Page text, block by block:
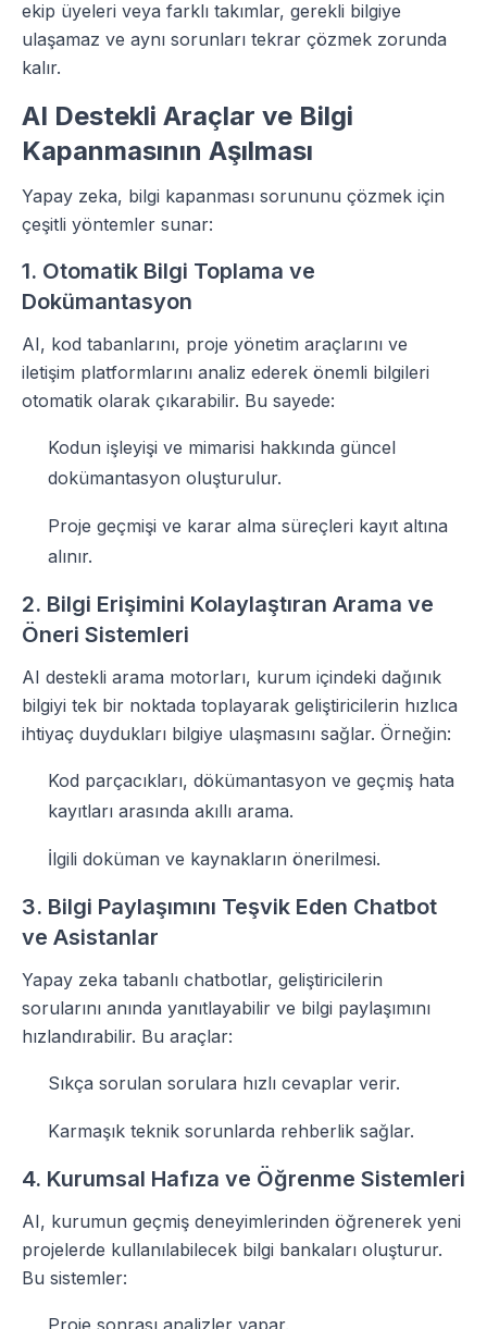
ekip üyeleri veya farklı takımlar, gerekli bilgiye
ulaşamaz ve aynı sorunları tekrar çözmek zorunda
kalır.
AI Destekli Araçlar ve Bilgi
Kapanmasının Aşılması
Yapay zeka, bilgi kapanması sorununu çözmek için
çeşitli yöntemler sunar:
1. Otomatik Bilgi Toplama ve
Dokümantasyon
AI, kod tabanlarını, proje yönetim araçlarını ve
iletişim platformlarını analiz ederek önemli bilgileri
otomatik olarak çıkarabilir. Bu sayede:
Kodun işleyişi ve mimarisi hakkında güncel
dokümantasyon oluşturulur.
Proje geçmişi ve karar alma süreçleri kayıt altına
alınır.
2. Bilgi Erişimini Kolaylaştıran Arama ve
Öneri Sistemleri
AI destekli arama motorları, kurum içindeki dağınık
bilgiyi tek bir noktada toplayarak geliştiricilerin hızlıca
ihtiyaç duydukları bilgiye ulaşmasını sağlar. Örneğin:
Kod parçacıkları, dökümantasyon ve geçmiş hata
kayıtları arasında akıllı arama.
İlgili doküman ve kaynakların önerilmesi.
3. Bilgi Paylaşımını Teşvik Eden Chatbot
ve Asistanlar
Yapay zeka tabanlı chatbotlar, geliştiricilerin
sorularını anında yanıtlayabilir ve bilgi paylaşımını
hızlandırabilir. Bu araçlar:
Sıkça sorulan sorulara hızlı cevaplar verir.
Karmaşık teknik sorunlarda rehberlik sağlar.
4. Kurumsal Hafıza ve Öğrenme Sistemleri
AI, kurumun geçmiş deneyimlerinden öğrenerek yeni
projelerde kullanılabilecek bilgi bankaları oluşturur.
Bu sistemler:
Proje sonrası analizler yapar.